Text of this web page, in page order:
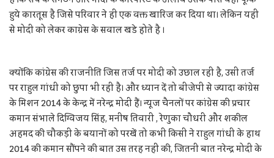
हुये कारतूस है जिसे परिवार ने ही एक वक्त खारिज कर दिया था। लेकिन यही
से मोदी को लेकर काग्रेस के सवाल खडे होते है ।
क्योंकि कांग्रेस की राजनीति जिस तर्ज पर मोदी को उछाल रही है, उसी तर्ज
पर राहुल गांधी को छुपा भी रही है। और ध्यान दें तो बीजेपी से ज्यादा कांग्रेस
के मिशन 2014 के केन्द्र में नरेन्द्र मोदी हैं। न्यूज चैनलों पर कांग्रेस की प्रचार
कमान संभाले दिग्विजय सिंह, मनीष तिवारी , रेणुका चौधरी और शकील
अहमद की चौकड़ी के बयानों को परखें तो कभी किसी ने राहुल गांधी के हाथ
2014 की कमान सौंपने की बात उस तरह नहीं की, जितनी बात नरेन्द्र मोदी के